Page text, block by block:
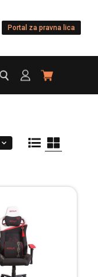
Portal za pravna lica